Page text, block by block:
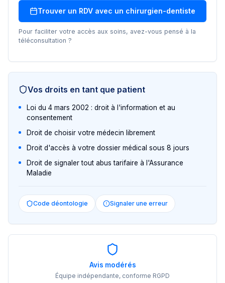
Trouver un RDV avec un chirurgien-dentiste
Pour faciliter votre accès aux soins, avez-vous pensé à la
téléconsultation ?
Vos droits en tant que patient
Loi du 4 mars 2002 : droit à l'information et au
consentement
Droit de choisir votre médecin librement
Droit d'accès à votre dossier médical sous 8 jours
Droit de signaler tout abus tarifaire à l'Assurance
Maladie
Code déontologie Signaler une erreur
Avis modérés
Équipe indépendante, conforme RGPD